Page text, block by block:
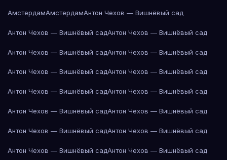
АмстердамАмстердамАнтон Чехов — Вишнёвый сад
Антон Чехов — Вишнёвый садАнтон Чехов — Вишнёвый сад
Антон Чехов — Вишнёвый садАнтон Чехов — Вишнёвый сад
Антон Чехов — Вишнёвый садАнтон Чехов — Вишнёвый сад
Антон Чехов — Вишнёвый садАнтон Чехов — Вишнёвый сад
Антон Чехов — Вишнёвый садАнтон Чехов — Вишнёвый сад
Антон Чехов — Вишнёвый садАнтон Чехов — Вишнёвый сад
Антон Чехов — Вишнёвый садАнтон Чехов — Вишнёвый сад